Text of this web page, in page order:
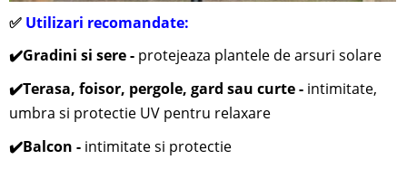
✅ Utilizari recomandate:
✔️Gradini si sere - protejeaza plantele de arsuri solare
✔️Terasa, foisor, pergole, gard sau curte - intimitate,
umbra si protectie UV pentru relaxare
✔️Balcon - intimitate si protectie